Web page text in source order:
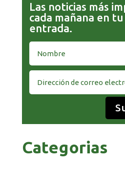
Las noticias más
cada mañana en
entrada.
Categorias